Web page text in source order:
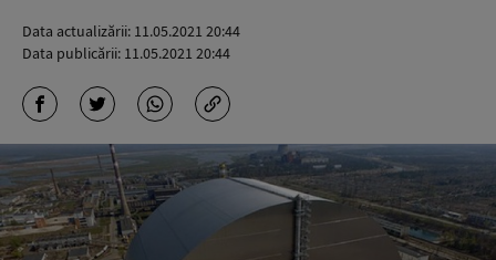
Data actualizării: 11.05.2021 20:44
Data publicării: 11.05.2021 20:44